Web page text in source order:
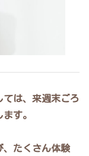
は、来週末ごろ
す。
、たくさん体験